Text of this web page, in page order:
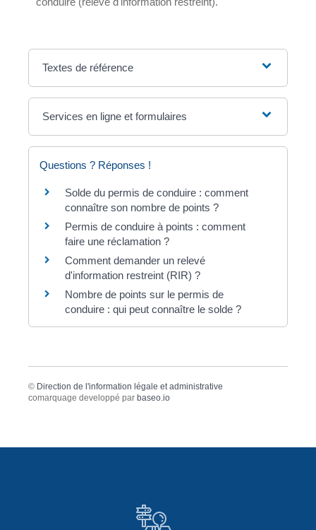
Textes de référence
Services en ligne et formulaires
Questions ? Réponses !
Solde du permis de conduire : comment
connaître son nombre de points ?
Permis de conduire à points : comment
faire une réclamation ?
Comment demander un relevé
d'information restreint (RIR) ?
Nombre de points sur le permis de
conduire : qui peut connaître le solde ?
© Direction de l'information légale et administrative
comarquage developpé par baseo.io